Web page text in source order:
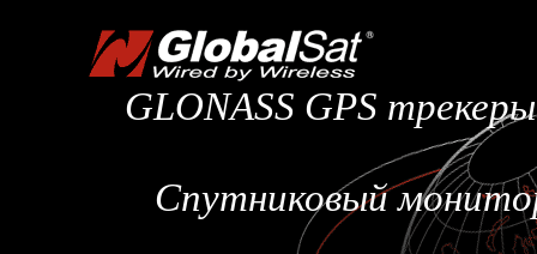
GLONASS GPS
Спутниковый